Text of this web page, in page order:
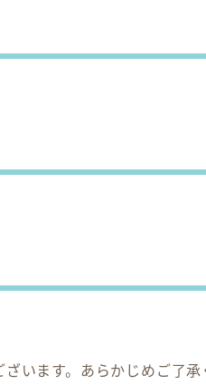
います。あらかじめご了承